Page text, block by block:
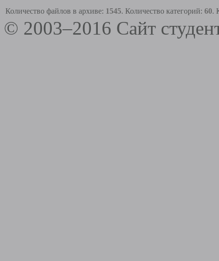
Количество файлов в архиве: 1545. Количество категорий: 60.
© 2003–2016 Сайт